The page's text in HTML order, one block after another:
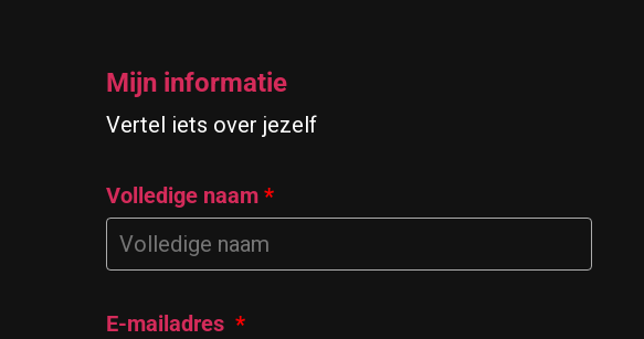
Mijn informatie
Vertel iets over jezelf
Volledige naam *
E-mailadres *